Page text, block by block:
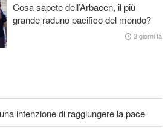
e Oman non significa la completa
Cosa sapete dell’Arbaeen, il più
grande raduno pacifico del mondo?
3 giorni fa
intenzione di raggiungere la pace